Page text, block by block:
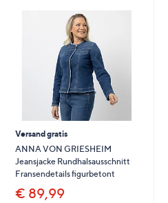
Versand gratis
ANNA VON GRIESHEIM
Jeansjacke Rundhalsausschnitt
Fransendetails figurbetont
€ 89,99